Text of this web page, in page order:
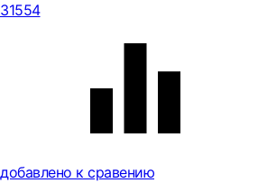
31554
добавлено к сравению